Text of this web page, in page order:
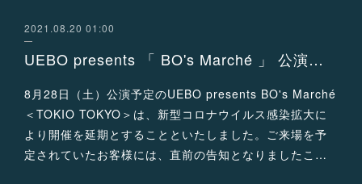
2021.08.20 01:00
UEBO presents 「 BO's Marché 」 公演延期のお知らせ
8月28日（土）公演予定のUEBO presents BO's Marché
＜TOKIO TOKYO＞は、新型コロナウイルス感染拡大に
より開催を延期とすることといたしました。ご来場を予
定されていたお客様には、直前の告知となりましたこ…